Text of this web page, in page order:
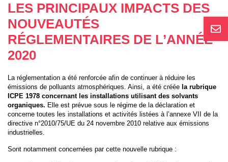
LES PRINCIPAUX IMPACTS DES
NOUVEAUTÉS
RÉGLEMENTAIRES DE L’ANNÉE
2020
La réglementation a été renforcée afin de continuer à réduire les
émissions de polluants atmosphériques. Ainsi, a été créée la rubrique
ICPE 1978 concernant les installations utilisant des solvants
organiques. Elle est prévue sous le régime de la déclaration et
concerne toutes les installations et activités listées à l’annexe VII de la
directive n°2010/75/UE du 24 novembre 2010 relative aux émissions
industrielles.
Sont notamment concernées par cette nouvelle rubrique :